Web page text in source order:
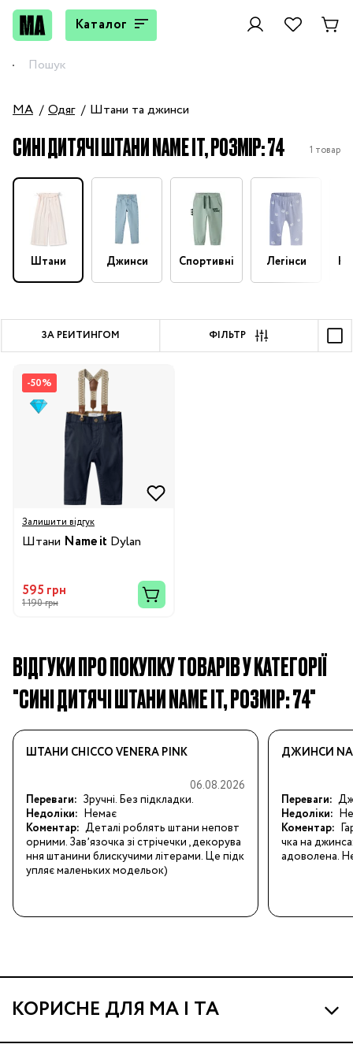
Каталог
MA Одяг Штани та джинси
СИНІ ДИТЯЧІ ШТАНИ NAME IT, РОЗМІР: 74 1 товар
Штани Джинси Спортивні Легінси
ЗА РЕЙТИНГОМ ФІЛЬТР
-50%
Залишити відгук
Штани Name it Dylan
595 грн
1 190 грн
ВІДГУКИ ПРО ПОКУПКУ ТОВАРІВ У КАТЕГОРІЇ
"СИНІ ДИТЯЧІ ШТАНИ NAME IT, РОЗМІР: 74"
ШТАНИ CHICCO VENERA PINK
06.08.2026
Переваги: Зручні. Без підкладки.
Недоліки: Немає
Коментар: Деталі роблять штани неповт
орними. Завʼязочка зі стрічечки , декорува
ння штанини блискучими літерами. Це підк
упляє маленьких модельок)
ДЖИНСИ
Переваги:
Недоліки:
Коментар:
чка на
адоволена.
КОРИСНЕ ДЛЯ МА І ТА
Про МА та Маминих Асистентів